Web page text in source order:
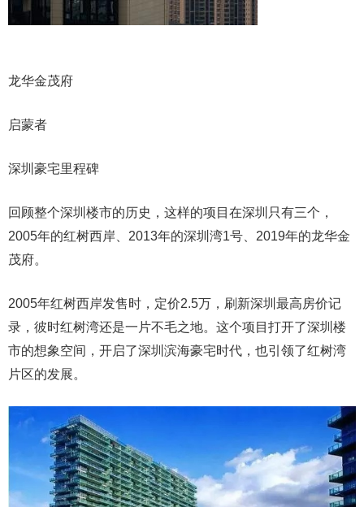
龙华金茂府
启蒙者
深圳豪宅里程碑
回顾整个深圳楼市的历史，这样的项目在深圳只有三个，
2005年的红树西岸、2013年的深圳湾1号、2019年的龙华金
茂府。
2005年红树西岸发售时，定价2.5万，刷新深圳最高房价记
录，彼时红树湾还是一片不毛之地。这个项目打开了深圳楼
市的想象空间，开启了深圳滨海豪宅时代，也引领了红树湾
片区的发展。